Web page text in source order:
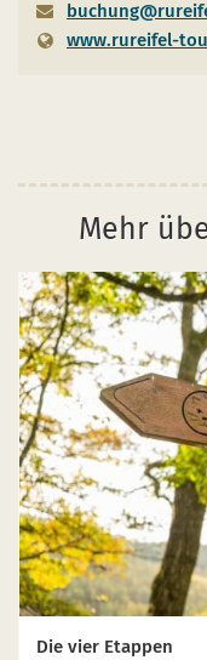
www.rureifel-
Mehr
Die vier Etappen